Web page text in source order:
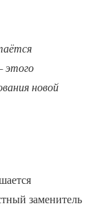
этого
новой
заменитель